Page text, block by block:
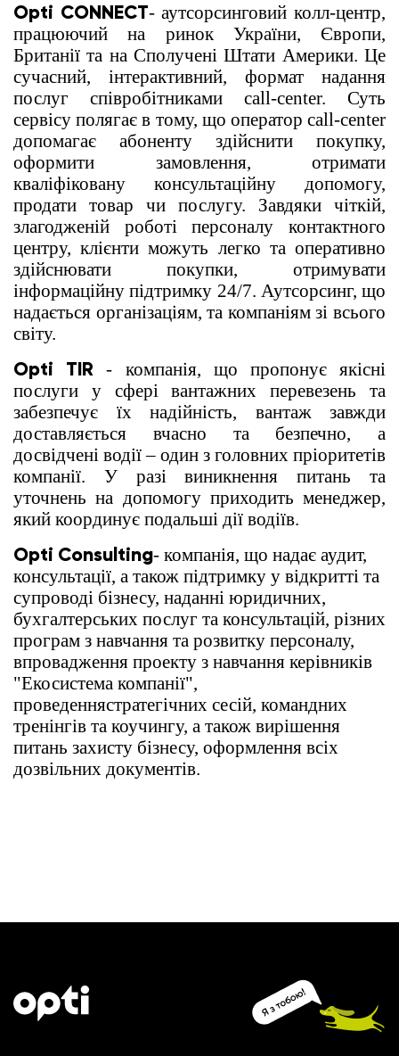
Opti CONNECT- аутсорсинговий колл-центр,
працюючий на ринок України, Європи,
Британії та на Сполучені Штати Америки. Це
сучасний, інтерактивний, формат надання
послуг співробітниками call-center. Суть
сервісу полягає в тому, що оператор call-center
допомагає абоненту здійснити покупку,
оформити замовлення, отримати
кваліфіковану консультаційну допомогу,
продати товар чи послугу. Завдяки чіткій,
злагодженій роботі персоналу контактного
центру, клієнти можуть легко та оперативно
здійснювати покупки, отримувати
інформаційну підтримку 24/7. Аутсорсинг, що
надається організаціям, та компаніям зі всього
світу.
Opti TIR- компанія, що пропонує якісні
послуги у сфері вантажних перевезень та
забезпечує їх надійність, вантаж завжди
доставляється вчасно та безпечно, а
досвідчені водії – один з головних пріоритетів
компанії. У разі виникнення питань та
уточнень на допомогу приходить менеджер,
який координує подальші дії водіїв.
Opti Consulting- компанія, що надає аудит,
консультації, а також підтримку у відкритті та
супроводі бізнесу, наданні юридичних,
бухгалтерських послуг та консультацій, різних
програм з навчання та розвитку персоналу,
впровадження проекту з навчання керівників
"Екосистема компанії",
проведеннястратегічних сесій, командних
тренінгів та коучингу, а також вирішення
питань захисту бізнесу, оформлення всіх
дозвільних документів.